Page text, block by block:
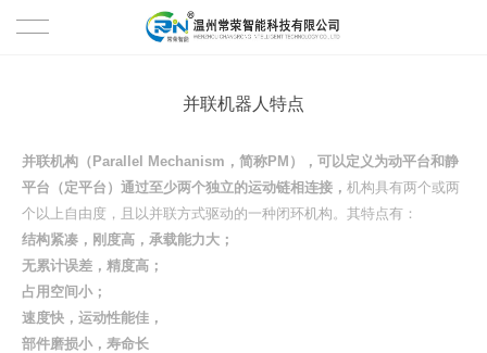
并联机器人特点
并联机构（Parallel Mechanism，简称PM），可以定义为动平台和静
平台（定平台）通过至少两个独立的运动链相连接， 机构具有两个或两
个以上自由度，且以并联方式驱动的一种闭环机构。其特点有：
结构紧凑，刚度高，承载能力大；
无累计误差，精度高；
占用空间小；
速度快，运动性能佳，
部件磨损小，寿命长
并联机器人工作站
成套解决方案
关于我们
案例展示